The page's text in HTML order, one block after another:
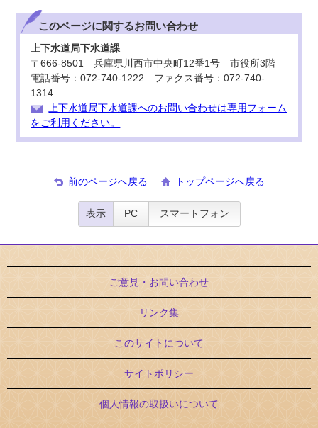
このページに関するお問い合わせ
上下水道局下水道課
〒666-8501 兵庫県川西市中央町12番1号 市役所3階
電話番号：072-740-1222 ファクス番号：072-740-
1314
上下水道局下水道課へのお問い合わせは専用フォーム
をご利用ください。
前のページへ戻る トップページへ戻る
表示 PC スマートフォン
ご意見・お問い合わせ
リンク集
このサイトについて
サイトポリシー
個人情報の取扱いについて